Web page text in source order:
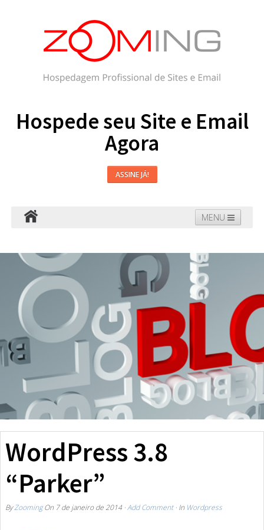
Hospede seu Site e Email
Agora
ASSINE JÁ!
MENU
Domínios Blog Suporte
WordPress 3.8
“Parker”
ByZoomingOn 7 de janeiro de 2014 · Add Comment· In Wordpress